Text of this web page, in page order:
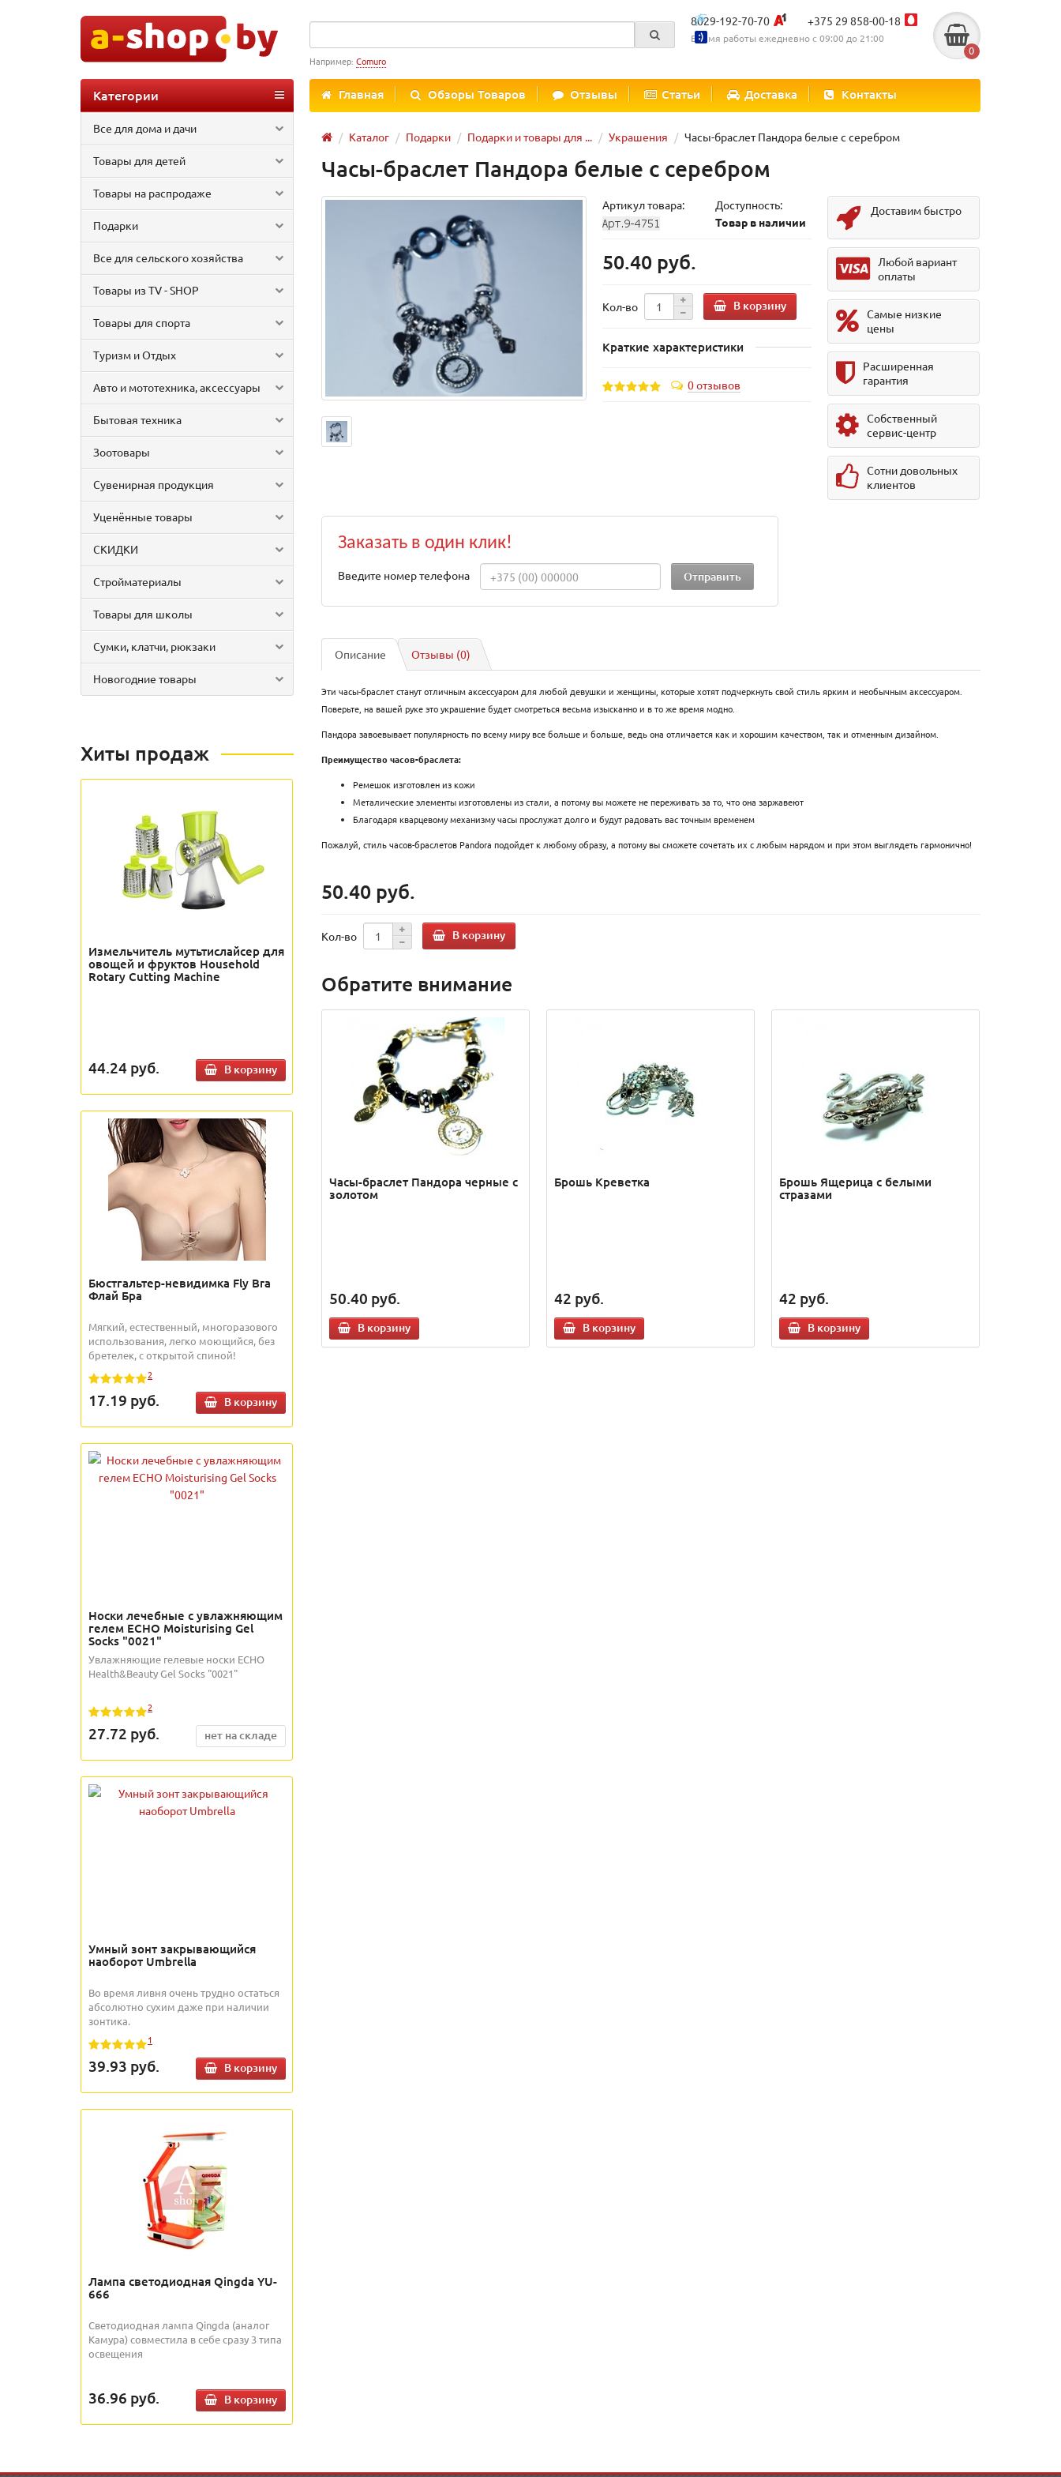
8029-192-70-70 +375 29 858-00-18
Время работы ежедневно с 09:00 до 21:00
0
Например: Comuro
Главная Обзоры Товаров Отзывы Статьи Доставка Контакты
Категории
Все для дома и дачи
Товары для детей
Товары на распродаже
Подарки
Все для сельского хозяйства
Товары из TV - SHOP
Товары для спорта
Туризм и Отдых
Авто и мототехника, аксессуары
Бытовая техника
Зоотовары
Сувенирная продукция
Уценённые товары
СКИДКИ
Стройматериалы
Товары для школы
Сумки, клатчи, рюкзаки
Новогодние товары
Каталог Подарки Подарки и товары для ... Украшения Часы-браслет Пандора белые с серебром
Хиты продаж
Измельчитель мутьтислайсер для
овощей и фруктов Household
Rotary Cutting Machine
44.24 руб. В корзину
Бюстгальтер-невидимка Fly Bra
Флай Бра
Мягкий, естественный, многоразового
использования, легко моющийся, без
бретелек, с открытой спиной!
2
17.19 руб. В корзину
Носки лечебные с увлажняющим
гелем ECHO Moisturising Gel
Socks "0021"
Увлажняющие гелевые носки ECHO
Health&Beauty Gel Socks "0021"
2
27.72 руб. нет на складе
Умный зонт закрывающийся
наоборот Umbrella
Во время ливня очень трудно остаться
абсолютно сухим даже при наличии
зонтика.
1
39.93 руб. В корзину
Лампа светодиодная Qingda YU-
666
Светодиодная лампа Qingda (аналог
Камура) совместила в себе сразу 3 типа
освещения
36.96 руб. В корзину
Часы-браслет Пандора белые с серебром
Артикул товара:
Доступность:
Товар в наличии
50.40 руб.
Кол-во В корзину
Краткие характеристики
0 отзывов
Доставим быстро
Любой вариант
оплаты
Самые низкие
цены
Расширенная
гарантия
Собственный
сервис-центр
Сотни довольных
клиентов
Заказать в один клик!
Введите номер телефона
Описание Отзывы (0)
Эти часы-браслет станут отличным аксессуаром для любой девушки и женщины, которые хотят подчеркнуть свой стиль ярким и необычным аксессуаром.
Поверьте, на вашей руке это украшение будет смотреться весьма изысканно и в то же время модно.
Пандора завоевывает популярность по всему миру все больше и больше, ведь она отличается как и хорошим качеством, так и отменным дизайном.
Преимущество часов-браслета:
Ремешок изготовлен из кожи
Металические элементы изготовлены из стали, а потому вы можете не переживать за то, что она заржавеют
Благодаря кварцевому механизму часы прослужат долго и будут радовать вас точным временем
Пожалуй, стиль часов-браслетов Pandora подойдет к любому образу, а потому вы сможете сочетать их с любым нарядом и при этом выглядеть гармонично!
50.40 руб.
Кол-во В корзину
Обратите внимание
Часы-браслет Пандора черные с
золотом
50.40 руб.
В корзину
Брошь Креветка
42 руб.
В корзину
Брошь Ящерица с белыми
стразами
42 руб.
В корзину